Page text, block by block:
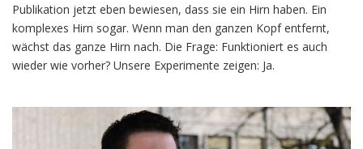
Publikation jetzt eben bewiesen, dass sie ein Hirn haben. Ein
komplexes Hirn sogar. Wenn man den ganzen Kopf entfernt,
wächst das ganze Hirn nach. Die Frage: Funktioniert es auch
wieder wie vorher? Unsere Experimente zeigen: Ja.